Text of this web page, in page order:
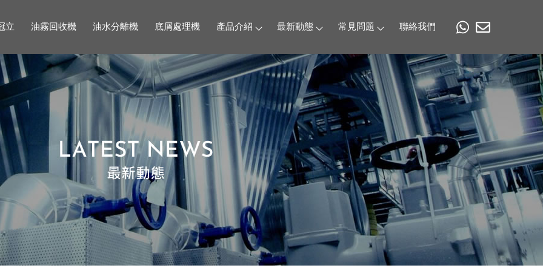
立 油霧回收機 油水分離機 底屑處理機 產品介紹 最新動態 常見問題 聯絡我們